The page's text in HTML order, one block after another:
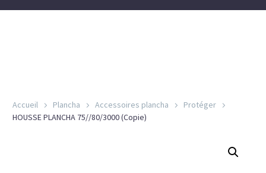
Accueil Plancha Accessoires plancha
Protéger
HOUSSE PLANCHA 75//80/3000 (Copie)